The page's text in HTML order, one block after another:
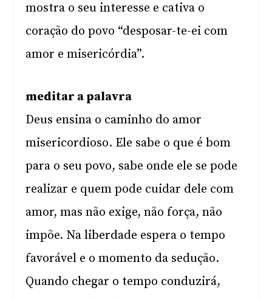
mostra o seu interesse e cativa o
coração do povo “desposar-te-ei com
amor e misericórdia”.
meditar a palavra
Deus ensina o caminho do amor
misericordioso. Ele sabe o que é bom
para o seu povo, sabe onde ele se pode
realizar e quem pode cuidar dele com
amor, mas não exige, não força, não
impõe. Na liberdade espera o tempo
favorável e o momento da sedução.
Quando chegar o tempo conduzirá,